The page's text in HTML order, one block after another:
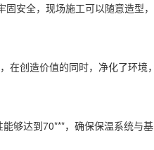
安全，现场施工可以随意造型，
创造价值的同时，净化了环境，
够达到70***，确保保温系统与基